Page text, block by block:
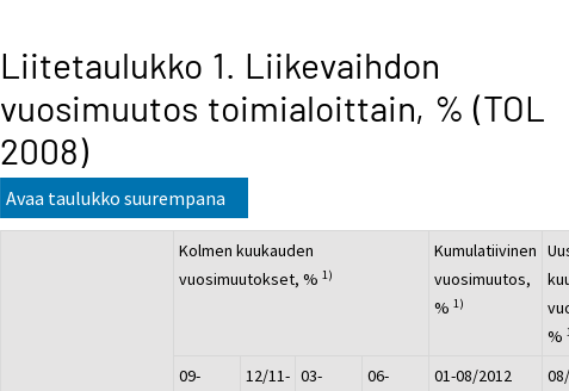
Liitetaulukko 1. Liikevaihdon
vuosimuutos toimialoittain, % (TOL
2008)
Avaa taulukko suurempana
Kolmen kuukauden
vuosimuutokset, %1)
Kumulatiivinen
vuosimuutos,
%1)
%
09-
12/11- 03-
06-
01-08/2012